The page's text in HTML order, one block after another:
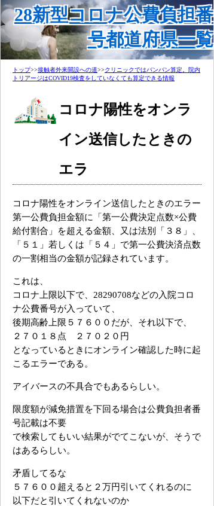
28新型コロナ公費負担番
号都道府県一覧
トップ>>接触者外来開設への道>>クリニックではバンバン算定。院内
トリアージはCOVID19検査をしていなくても算定できる情報
コロナ陽性をオンラ
イン送信したときの
エラ
コロナ陽性をオンライン送信したときのエラー
第一公費負担金額に「第一公費決定点数×公費
給付割合」を超える金額、又は法別「３８」、
「５１」若しくは「５４」で第一公費決済点数
の一割相当の金額が記録されています。
これは、
コロナ上限以下で、28290708などの入院コロ
ナ公費番号が入っていて、
後期高齢上限５７６００だが、それ以下で、
２７０１８点 ２７０２０円
となっているときにオンライン確認した時に起
こるエラーである。
アイバースの不具合でもあるらしい。
限度額が減免措置を下回る場合は公費負担者番
号記載は不要
で検索してもいい結果がでてこないが、そうで
はあるらしい。
矛盾してるな
５７６００超えると２万円引いてくれるのに
以下だと引いてくれないのか